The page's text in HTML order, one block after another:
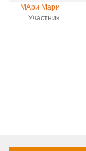
МАри Мари
Участник